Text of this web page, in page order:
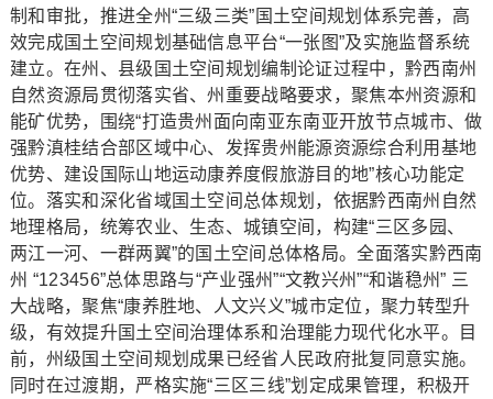
制和审批，推进全州“三级三类”国土空间规划体系完善，高
效完成国土空间规划基础信息平台“一张图”及实施监督系统
建立。在州、县级国土空间规划编制论证过程中，黔西南州
自然资源局贯彻落实省、州重要战略要求，聚焦本州资源和
能矿优势，围绕“打造贵州面向南亚东南亚开放节点城市、做
强黔滇桂结合部区域中心、发挥贵州能源资源综合利用基地
优势、建设国际山地运动康养度假旅游目的地”核心功能定
位。落实和深化省域国土空间总体规划，依据黔西南州自然
地理格局，统筹农业、生态、城镇空间，构建“三区多园、
两江一河、一群两翼”的国土空间总体格局。全面落实黔西南
州 “123456”总体思路与“产业强州”“文教兴州”“和谐稳州” 三
大战略，聚焦“康养胜地、人文兴义”城市定位，聚力转型升
级，有效提升国土空间治理体系和治理能力现代化水平。目
前，州级国土空间规划成果已经省人民政府批复同意实施。
同时在过渡期，严格实施“三区三线”划定成果管理，积极开